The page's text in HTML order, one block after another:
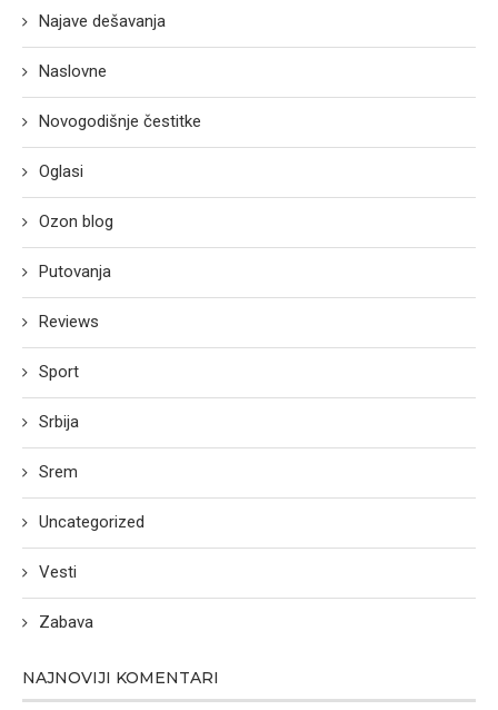
Najave dešavanja
Naslovne
Novogodišnje čestitke
Oglasi
Ozon blog
Putovanja
Reviews
Sport
Srbija
Srem
Uncategorized
Vesti
Zabava
NAJNOVIJI KOMENTARI